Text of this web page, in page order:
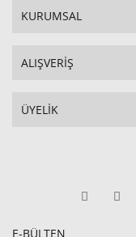
KURUMSAL
ALIŞVERİŞ
ÜYELİK
E-BÜLTEN